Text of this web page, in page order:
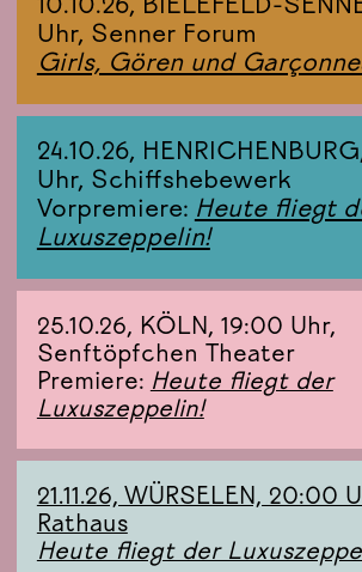
10.10.26, BIELEFELD-
Uhr, Senner Forum
Girls, Gören und
24.10.26,
Uhr, Schiffshebewerk
Vorpremiere: Heute fliegt
Luxuszeppelin!
25.10.26, KÖLN, 19:00 Uhr,
Senftöpfchen Theater
Premiere:Heute fliegt der
Luxuszeppelin!
21.11.26, WÜRSELEN, 20:00
Rathaus
Heute fliegt der